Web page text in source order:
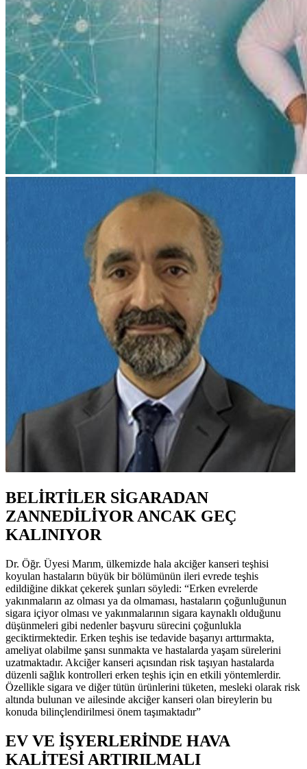
BELİRTİLER SİGARADAN
ZANNEDİLİYOR ANCAK GEÇ
KALINIYOR
Dr. Öğr. Üyesi Marım, ülkemizde hala akciğer kanseri teşhisi
koyulan hastaların büyük bir bölümünün ileri evrede teşhis
edildiğine dikkat çekerek şunları söyledi: “Erken evrelerde
yakınmaların az olması ya da olmaması, hastaların çoğunluğunun
sigara içiyor olması ve yakınmalarının sigara kaynaklı olduğunu
düşünmeleri gibi nedenler başvuru sürecini çoğunlukla
geciktirmektedir. Erken teşhis ise tedavide başarıyı arttırmakta,
ameliyat olabilme şansı sunmakta ve hastalarda yaşam sürelerini
uzatmaktadır. Akciğer kanseri açısından risk taşıyan hastalarda
düzenli sağlık kontrolleri erken teşhis için en etkili yöntemlerdir.
Özellikle sigara ve diğer tütün ürünlerini tüketen, mesleki olarak risk
altında bulunan ve ailesinde akciğer kanseri olan bireylerin bu
konuda bilinçlendirilmesi önem taşımaktadır”
EV VE İŞYERLERİNDE HAVA
KALİTESİ ARTIRILMALI